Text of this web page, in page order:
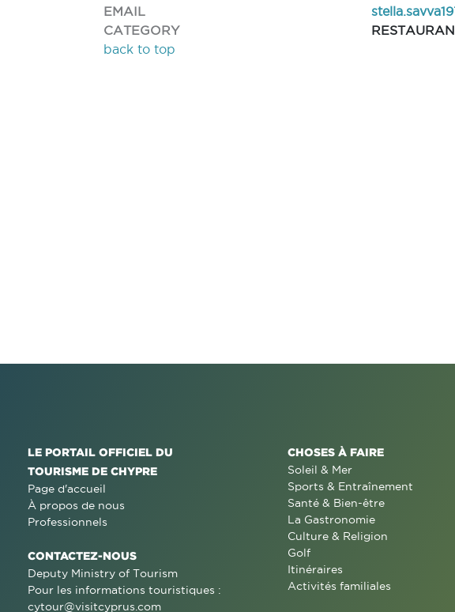
EMAIL
CATEGORY
back to top
LE PORTAIL OFFICIEL DU
TOURISME DE CHYPRE
Page d'accueil
À propos de nous
Professionnels
CONTACTEZ-NOUS
Deputy Ministry of Tourism
Pour les informations touristiques :
cytour@visitcyprus.com
CHOSES À FAIRE
Soleil & Mer
Sports & Entraînement
Santé & Bien-être
La Gastronomie
Culture & Religion
Golf
Itinéraires
Activités familiales